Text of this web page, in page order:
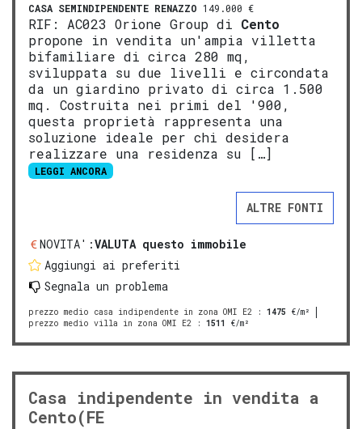
CASA SEMINDIPENDENTE RENAZZO 149.000 €
RIF: AC023 Orione Group di Cento
propone in vendita un'ampia villetta
bifamiliare di circa 280 mq,
sviluppata su due livelli e circondata
da un giardino privato di circa 1.500
mq. Costruita nei primi del '900,
questa proprietà rappresenta una
soluzione ideale per chi desidera
realizzare una residenza su […]
LEGGI ANCORA
ALTRE FONTI
NOVITA':VALUTA questo immobile
Aggiungi ai preferiti
Segnala un problema
prezzo medio casa indipendente in zona OMI E2 : 1475 €/m²
prezzo medio villa in zona OMI E2 : 1511 €/m²
Casa indipendente in vendita a
Cento(FE